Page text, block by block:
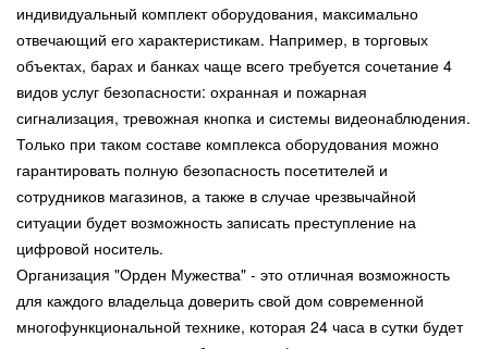
индивидуальный комплект оборудования, максимально
отвечающий его характеристикам. Например, в торговых
объектах, барах и банках чаще всего требуется сочетание 4
видов услуг безопасности: охранная и пожарная
сигнализация, тревожная кнопка и системы видеонаблюдения.
Только при таком составе комплекса оборудования можно
гарантировать полную безопасность посетителей и
сотрудников магазинов, а также в случае чрезвычайной
ситуации будет возможность записать преступление на
цифровой носитель.
Организация "Орден Мужества" - это отличная возможность
для каждого владельца доверить свой дом современной
многофункциональной технике, которая 24 часа в сутки будет